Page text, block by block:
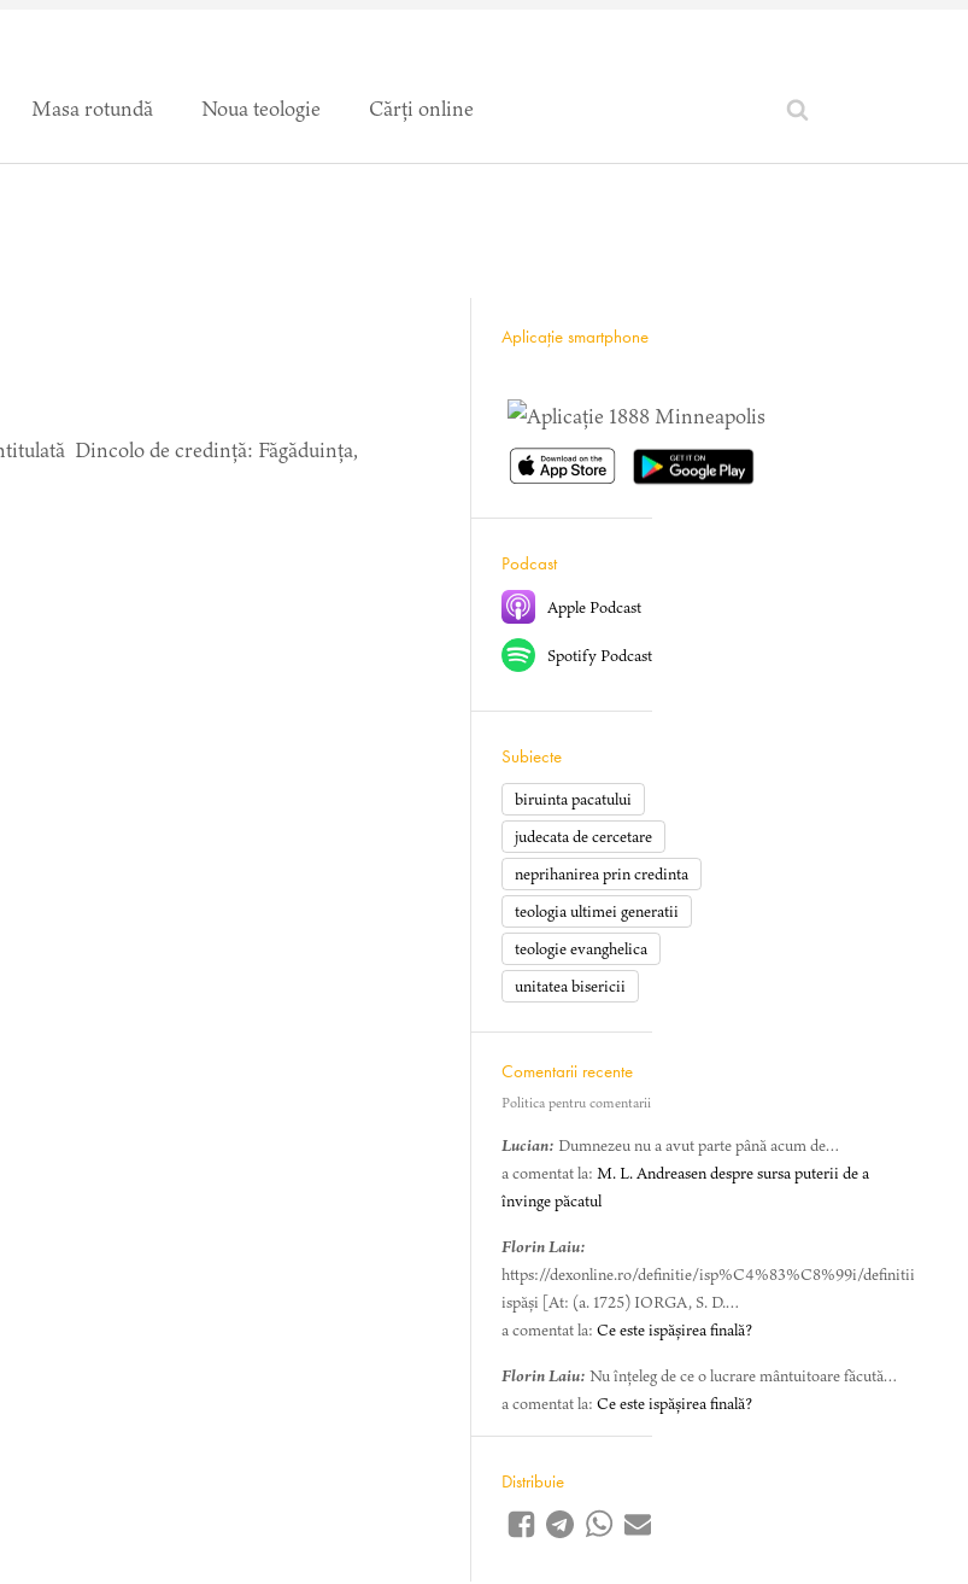
Masa rotundă Noua teologie Cărți online
Dincolo de credință: Făgăduința,
Aplicație smartphone
Podcast
Apple Podcast
Spotify Podcast
Subiecte
biruinta pacatului
judecata de cercetare
neprihanirea prin credinta
teologia ultimei generatii
teologie evanghelica
unitatea bisericii
Comentarii recente
Politica pentru comentarii
Lucian: Dumnezeu nu a avut parte până acum de…
a comentat la:M. L. Andreasen despre sursa puterii de a
învinge păcatul
Florin Laiu:
https://dexonline.ro/definitie/isp%C4%83%C8%99i/definitii
ispăși [At: (a. 1725) IORGA, S. D.…
a comentat la:Ce este ispășirea finală?
Florin Laiu:Nu înțeleg de ce o lucrare mântuitoare făcută…
a comentat la:Ce este ispășirea finală?
Distribuie